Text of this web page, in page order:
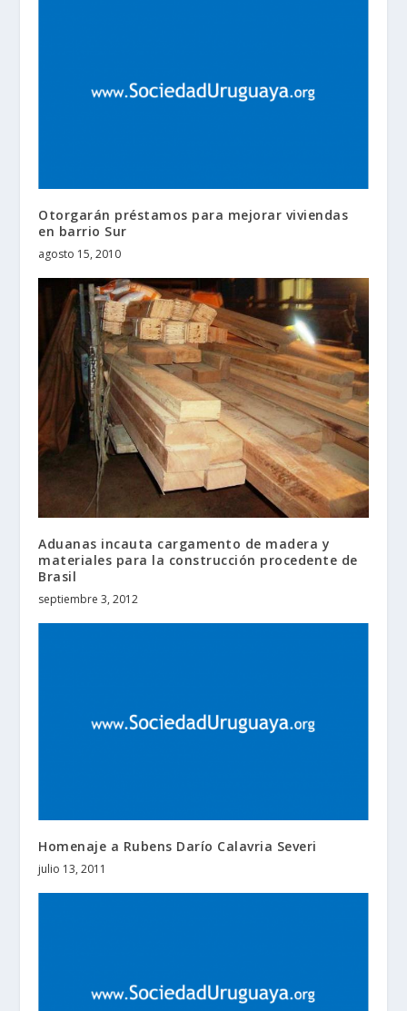
Otorgarán préstamos para mejorar viviendas
en barrio Sur
agosto 15, 2010
Aduanas incauta cargamento de madera y
materiales para la construcción procedente de
Brasil
septiembre 3, 2012
Homenaje a Rubens Darío Calavria Severi
julio 13, 2011